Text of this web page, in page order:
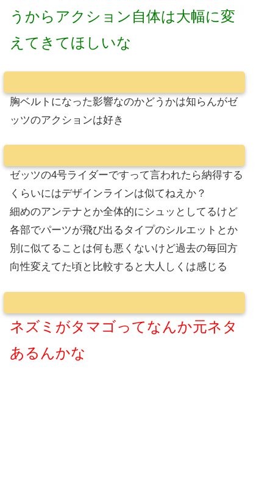
うからアクション自体は大幅に変
えてきてほしいな
胸ベルトになった影響なのかどうかは知らんがゼ
ッツのアクションは好き
ゼッツの4号ライダーですって言われたら納得する
くらいにはデザインラインは似てねえか？
細めのアンテナとか全体的にシュッとしてるけど
各部でパーツが飛び出るタイプのシルエットとか
別に似てることは何も悪くないけど過去の毎回方
向性変えてた頃と比較すると大人しくは感じる
ネズミがタマゴってなんか元ネタ
あるんかな